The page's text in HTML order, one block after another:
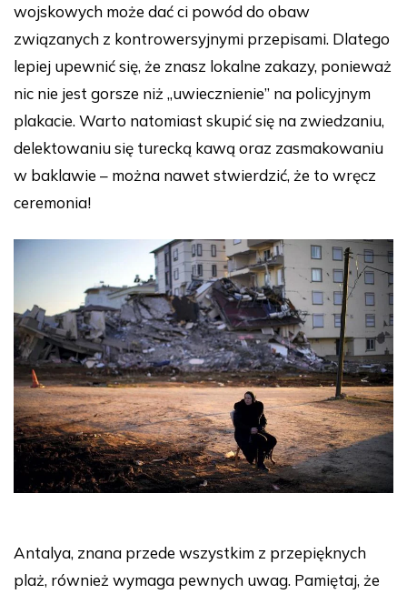
wojskowych może dać ci powód do obaw
związanych z kontrowersyjnymi przepisami. Dlatego
lepiej upewnić się, że znasz lokalne zakazy, ponieważ
nic nie jest gorsze niż „uwiecznienie” na policyjnym
plakacie. Warto natomiast skupić się na zwiedzaniu,
delektowaniu się turecką kawą oraz zasmakowaniu
w baklawie – można nawet stwierdzić, że to wręcz
ceremonia!
Antalya, znana przede wszystkim z przepięknych
plaż, również wymaga pewnych uwag. Pamiętaj, że